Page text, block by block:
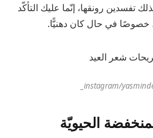
تفسدين رونقها، إنّما عليك التأكّد
في حال كان دهنيًّا.
instagram/
الحيويّة